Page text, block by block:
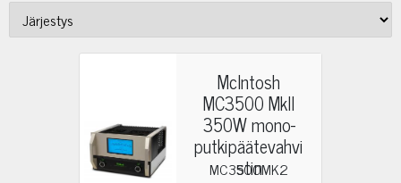
McIntosh
MC3500 MkII
350W mono-
putkipäätevahvi
stin
MC3500MK2